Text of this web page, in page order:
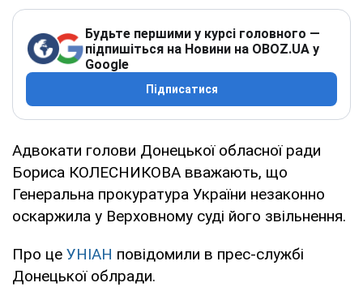
Будьте першими у курсі головного —
підпишіться на Новини на OBOZ.UA у
Google
Підписатися
Адвокати голови Донецької обласної ради
Бориса КОЛЕСНИКОВА вважають, що
Генеральна прокуратура України незаконно
оскаржила у Верховному суді його звільнення.
Про це УНІАН повідомили в прес-службі
Донецької облради.